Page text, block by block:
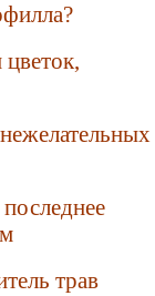
трав